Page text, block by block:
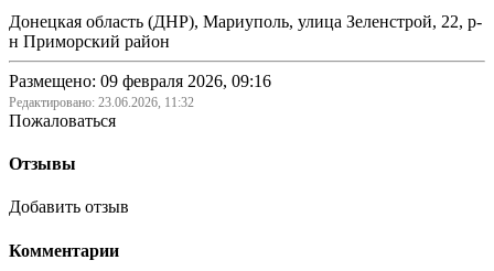
Донецкая область (ДНР), Мариуполь, улица Зеленстрой, 22, р-
н Приморский район
Размещено: 09 февраля 2026, 09:16
Редактировано: 23.06.2026, 11:32
Пожаловаться
Отзывы
Добавить отзыв
Комментарии